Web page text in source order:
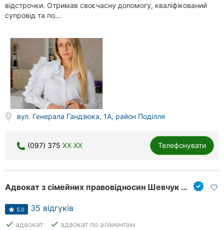
відстрочки. Отримав своєчасну допомогу, кваліфікований
супровід та по...
вул. Генерала Гандзюка, 1А, район Поділля
(097) 375 XX XX Телефонувати
Адвокат з сімейних правовідносин Шевчук Тетяна Володимирівна
5.0 35 відгуків
done адвокат done адвокат по аліментам